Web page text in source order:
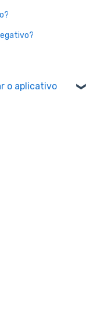
o aplicativo